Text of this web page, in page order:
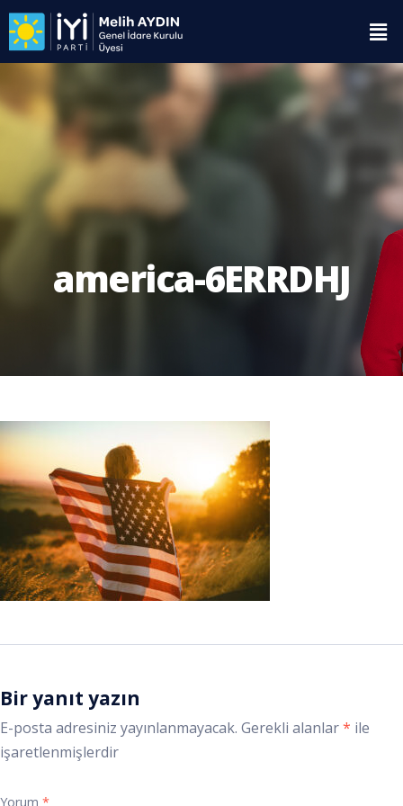
america-6ERRDHJ
Bir yanıt yazın
E-posta adresiniz yayınlanmayacak. Gerekli alanlar* ile
işaretlenmişlerdir
Yorum *